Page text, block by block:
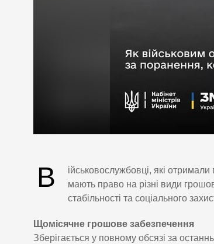
В
ійськовослужбовці, які
мають право на різні види
стабільності та соціального
Щомісячне грошове забезпечення
Зберігається у повному обсязі за